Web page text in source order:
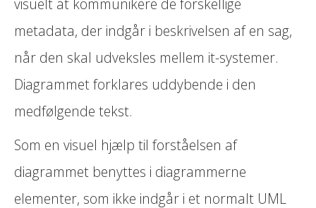
visuelt at kommunikere de forskellige
metadata, der indgår i beskrivelsen af en sag,
når den skal udveksles mellem it-systemer.
Diagrammet forklares uddybende i den
medfølgende tekst.
Som en visuel hjælp til forståelsen af
diagrammet benyttes i diagrammerne
elementer, som ikke indgår i et normalt UML